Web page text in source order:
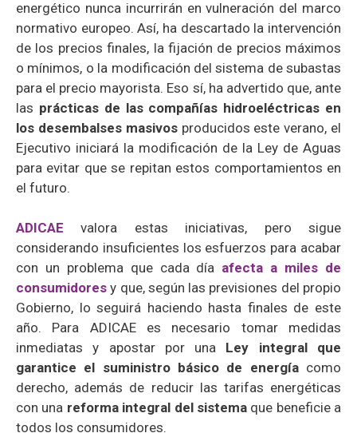
energético nunca incurrirán en vulneración del marco
normativo europeo. Así, ha descartado la intervención
de los precios finales, la fijación de precios máximos
o mínimos, o la modificación del sistema de subastas
para el precio mayorista. Eso sí, ha advertido que, ante
las prácticas de las compañías hidroeléctricas en
los desembalses masivosproducidos este verano, el
Ejecutivo iniciará la modificación de la Ley de Aguas
para evitar que se repitan estos comportamientos en
el futuro.
ADICAE valora estas iniciativas, pero sigue
considerando insuficientes los esfuerzos para acabar
con un problema que cada día afecta a miles de
consumidores y que, según las previsiones del propio
Gobierno, lo seguirá haciendo hasta finales de este
año. Para ADICAE es necesario tomar medidas
inmediatas y apostar por una Ley integral que
garantice el suministro básico de energíacomo
derecho, además de reducir las tarifas energéticas
con una reforma integral del sistemaque beneficie a
todos los consumidores.